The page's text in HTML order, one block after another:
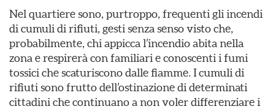
Nel quartiere sono, purtroppo, frequenti gli incendi
di cumuli di rifiuti, gesti senza senso visto che,
probabilmente, chi appicca l’incendio abita nella
zona e respirerà con familiari e conoscenti i fumi
tossici che scaturiscono dalle fiamme. I cumuli di
rifiuti sono frutto dell’ostinazione di determinati
cittadini che continuano a non voler differenziare i